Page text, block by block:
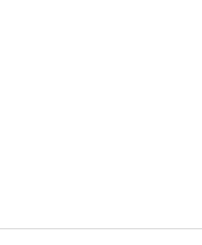
aus den